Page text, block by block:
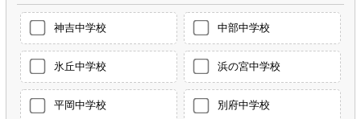
神吉中学校 中部中学校
氷丘中学校 浜の宮中学校
平岡中学校 別府中学校